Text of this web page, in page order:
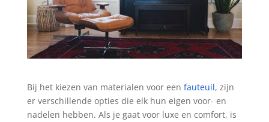
Bij het kiezen van materialen voor een fauteuil, zijn
er verschillende opties die elk hun eigen voor- en
nadelen hebben. Als je gaat voor luxe en comfort, is